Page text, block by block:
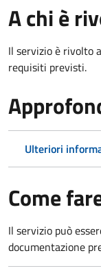
A chi è
Il servizio è rivolto
requisiti previsti.
Ulteriori
Come
Il servizio può
documentazione